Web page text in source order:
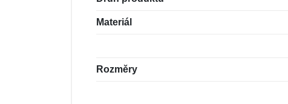
Materiál
Rozměry